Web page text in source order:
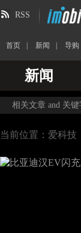
RSS
首页 新闻 导购
新闻
相关文章 and 关键
当前位置： 爱科技